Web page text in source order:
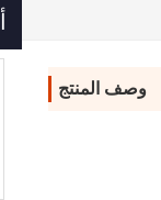
وصف المنتج